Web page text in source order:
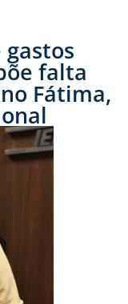
falta
Fátima,